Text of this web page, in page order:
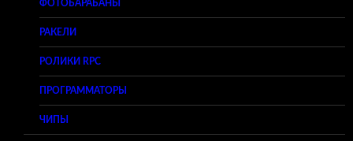
ФОТОБАРАБАНЫ
РАКЕЛИ
РОЛИКИ RPC
ПРОГРАММАТОРЫ
ЧИПЫ